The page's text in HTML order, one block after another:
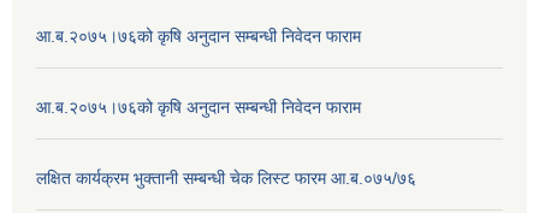
आ.ब.२०७५।७६को कृषि अनुदान सम्बन्धी निवेदन फाराम
आ.ब.२०७५।७६को कृषि अनुदान सम्बन्धी निवेदन फाराम
लक्षित कार्यक्रम भुक्तानी सम्बन्धी चेक लिस्ट फारम आ.ब.०७५/७६